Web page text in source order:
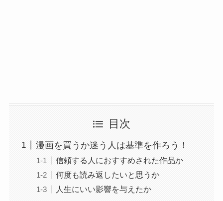
目次
漫画を買うか迷う人は基準を作ろう！
信頼する人におすすめされた作品か
何度も読み返したいと思うか
人生にいい影響を与えたか